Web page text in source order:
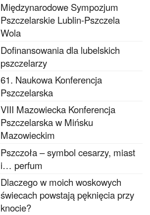
Międzynarodowe Sympozjum
Pszczelarskie Lublin-Pszczela
Wola
Dofinansowania dla lubelskich
pszczelarzy
61. Naukowa Konferencja
Pszczelarska
VIII Mazowiecka Konferencja
Pszczelarska w Mińsku
Mazowieckim
Pszczoła – symbol cesarzy, miast
i… perfum
Dlaczego w moich woskowych
świecach powstają pęknięcia przy
knocie?